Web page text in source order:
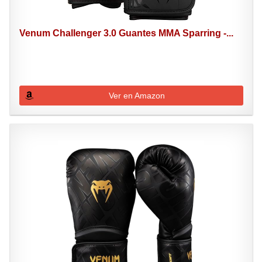
Venum Challenger 3.0 Guantes MMA Sparring -...
Ver en Amazon